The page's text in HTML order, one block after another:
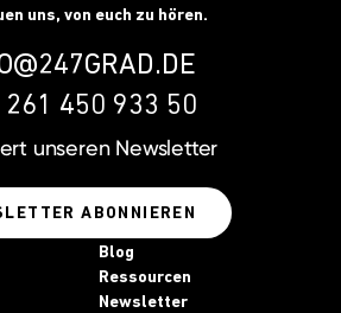
uns, von euch zu hören.
261 450 933 50
unseren Newsletter
ABONNIEREN
Blog
Ressourcen
Newsletter